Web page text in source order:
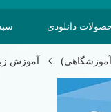
دانلودی
آموزش